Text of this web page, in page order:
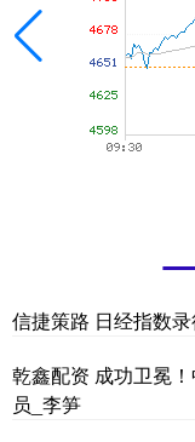
信捷策路 日经指数
乾鑫配资 成功卫冕
员_李笋